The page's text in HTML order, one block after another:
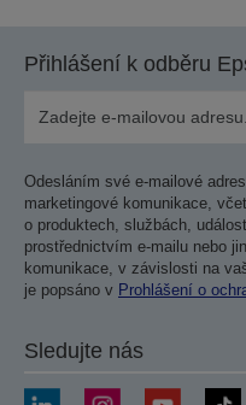
Přihlášení k odběru
Odesláním své e-mailové
marketingové komunikace,
o produktech, službách,
prostřednictvím e-mailu nebo
komunikace, v závislosti na
je popsáno v Prohlášení o
Sledujte nás